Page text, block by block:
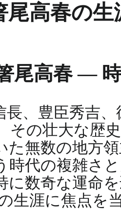
高春の
尾高春 ―
、豊臣秀吉
その壮大な歴
た無数の地方
時代の複雑さ
に数奇な運命
生涯に焦点を当